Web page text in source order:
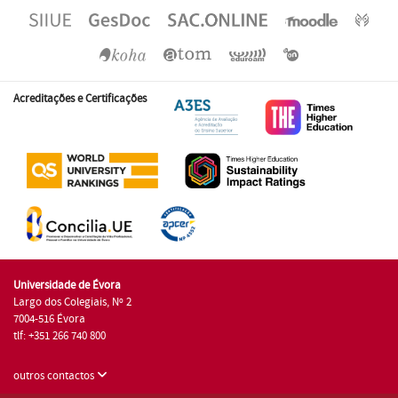
Acreditações e Certificações
Universidade de Évora
Largo dos Colegiais, Nº 2
7004-516 Évora
tlf: +351 266 740 800
outros contactos